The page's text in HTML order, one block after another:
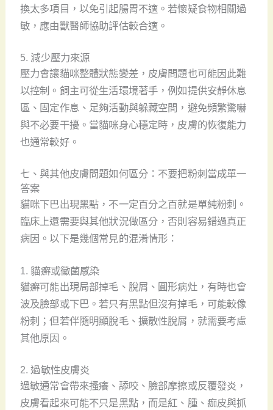
換太多項目，以免引起腸胃不適。若懷疑食物相關過
敏，應由獸醫師協助評估較合適。
5. 減少壓力來源
壓力會讓貓咪整體狀態變差，皮膚問題也可能因此難
以控制。飼主可從生活環境著手，例如提供安靜休息
區、固定作息、足夠活動與躲藏空間，避免頻繁驚嚇
與不必要干擾。當貓咪身心穩定時，皮膚的恢復能力
也通常較好。
七、與其他皮膚問題如何區分：不要把粉刺當成單一
答案
貓咪下巴出現黑點，不一定百分之百就是單純粉刺。
臨床上還需要與其他狀況做區分，否則容易錯過真正
病因。以下是幾個常見的混淆情形：
1. 貓癬或黴菌感染
貓癬可能出現局部掉毛、脫屑、圓形病灶，有時也會
波及臉部或下巴。若只有黑點但沒有掉毛，可能較像
粉刺；但若伴隨明顯脫毛、擴散性脫屑，就需要考慮
其他原因。
2. 過敏性皮膚炎
過敏通常會帶來搔癢、舔咬、臉部摩擦或反覆發炎，
皮膚看起來可能不只是黑點，而是紅、腫、痂皮與抓